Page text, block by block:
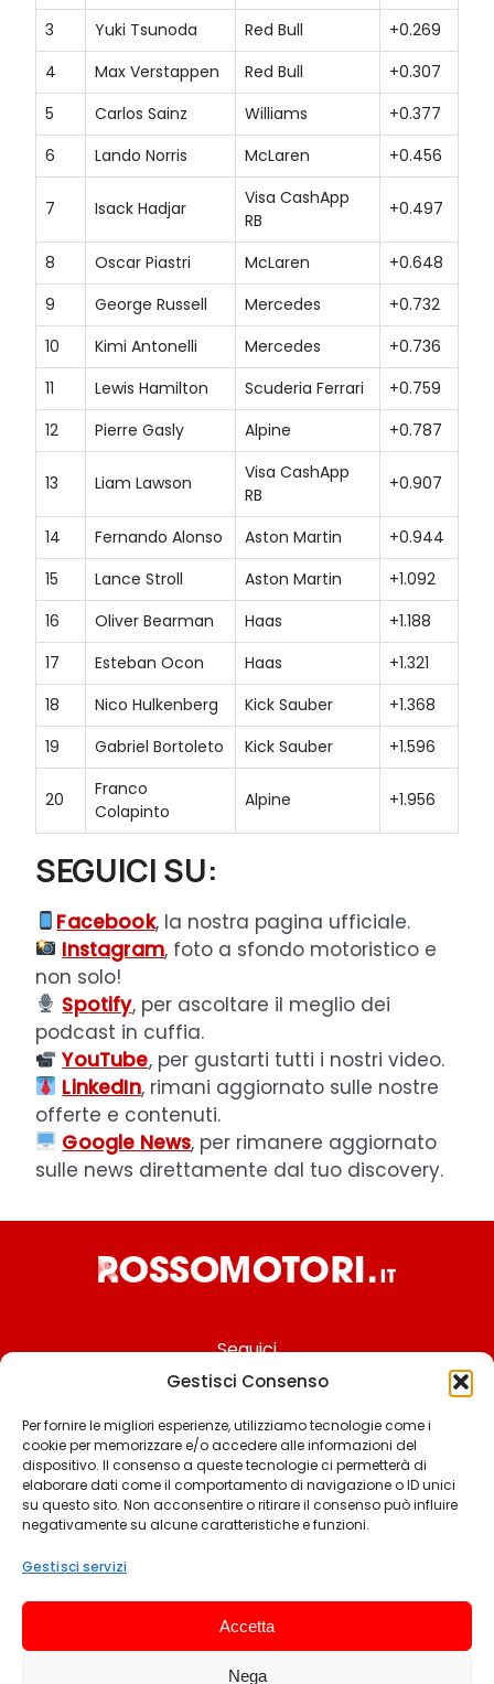
Gestisci Consenso
Per fornire le migliori esperienze, utilizziamo tecnologie come i
cookie per memorizzare e/o accedere alle informazioni del
dispositivo. Il consenso a queste tecnologie ci permetterà di
elaborare dati come il comportamento di navigazione o ID unici
su questo sito. Non acconsentire o ritirare il consenso può influire
negativamente su alcune caratteristiche e funzioni.
Gestisci servizi
Accetta
Nega
3
Yuki Tsunoda Red Bull
+0.269
4
Max Verstappen Red Bull
+0.307
5
Carlos Sainz Williams
+0.377
6
Lando Norris McLaren +0.456
7 Isack Hadjar
Visa CashApp
RB
+0.497
8 Oscar Piastri McLaren
+0.648
9
George Russell Mercedes
+0.732
10
Kimi Antonelli Mercedes
+0.736
11
Lewis Hamilton Scuderia Ferrari
+0.759
12
Pierre Gasly Alpine +0.787
13 Liam Lawson
Visa CashApp
RB
+0.907
14 Fernando Alonso Aston Martin
+0.944
15
Lance Stroll Aston Martin
+1.092
16
Oliver Bearman Haas
+1.188
17
Esteban Ocon Haas
+1.321
18
Nico Hulkenberg Kick Sauber
+1.368
19
Gabriel Bortoleto Kick Sauber +1.596
20
Franco
Colapinto
Alpine +1.956
SEGUICI SU:
Facebook, la nostra pagina ufficiale.
Instagram, foto a sfondo motoristico e
non solo!
Spotify, per ascoltare il meglio dei
podcast in cuffia.
YouTube, per gustarti tutti i nostri video.
LinkedIn, rimani aggiornato sulle nostre
offerte e contenuti.
Google News, per rimanere aggiornato
sulle news direttamente dal tuo discovery.
Seguici
Chi siamo
Contattaci
Termini & Condizioni
Privacy policy